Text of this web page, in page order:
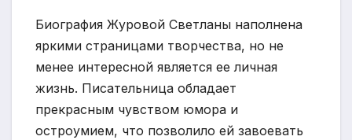
Биография Журовой Светланы наполнена
яркими страницами творчества, но не
менее интересной является ее личная
жизнь. Писательница обладает
прекрасным чувством юмора и
остроумием, что позволило ей завоевать